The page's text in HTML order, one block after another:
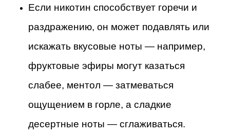
Если никотин способствует горечи и
раздражению, он может подавлять или
искажать вкусовые ноты — например,
фруктовые эфиры могут казаться
слабее, ментол — затмеваться
ощущением в горле, а сладкие
десертные ноты — сглаживаться.